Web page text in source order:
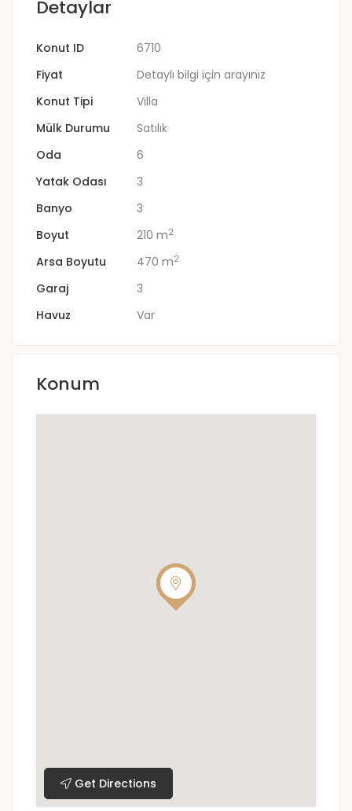
Detaylar
Konut ID
6710
Fiyat
Detaylı bilgi için arayınız
Konut Tipi
Villa
Mülk Durumu
Satılık
Oda
6
Yatak Odası
3
Banyo
3
Boyut
210 m2
Arsa Boyutu 470 m2
Garaj
3
Havuz
Var
Konum
Get Directions